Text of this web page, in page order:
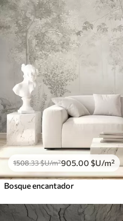
1508.33$U/m²905.00 $U/m²
Bosque encantador